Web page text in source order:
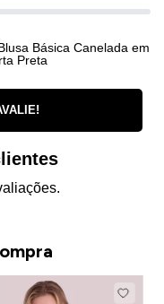
Básica Canelada em
Preta